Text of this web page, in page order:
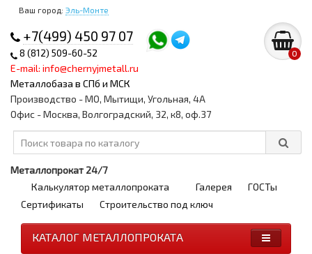
Ваш город: Эль-Монте
+7(499) 450 97 07
8 (812) 509-60-52
E-mail: info@chernyjmetall.ru
Металлобаза в СПб и МСК
0
Производство - МО, Мытищи, Угольная, 4А
Офис - Москва, Волгоградский, 32, к8, оф.37
Металлопрокат 24/7
Калькулятор металлопроката
Галерея
ГОСТы
Сертификаты
Строительство под ключ
КАТАЛОГ МЕТАЛЛОПРОКАТА